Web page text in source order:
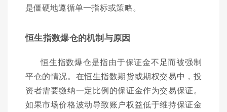
是僵硬地遵循单一指标或策略。
恒生指数爆仓的机制与原因
恒生指数爆仓是指由于保证金不足而被强制
平仓的情况。在恒生指数期货或期权交易中，投
资者需要缴纳一定比例的保证金作为交易保证。
如果市场价格波动导致账户权益低于维持保证金